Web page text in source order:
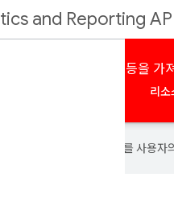
and Reporting
계, 인기도 측정항목 등을 가
리소
AI 기술을 사용하여 콘텐츠를 사용